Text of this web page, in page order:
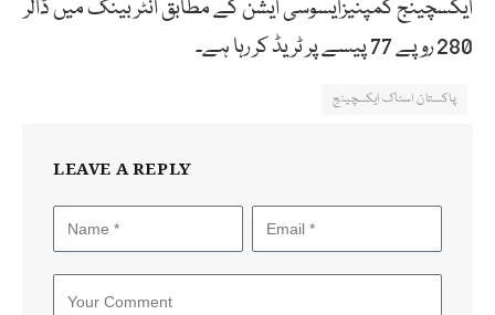
ایکسچینج کمپنیزایسوسی ایشن کے مطابق انٹر بینک میں ڈالر
280 روپے 77 پیسے پر ٹریڈ کر رہا ہے۔
پاکستان اسٹاک ایکسچینج
LEAVE A REPLY